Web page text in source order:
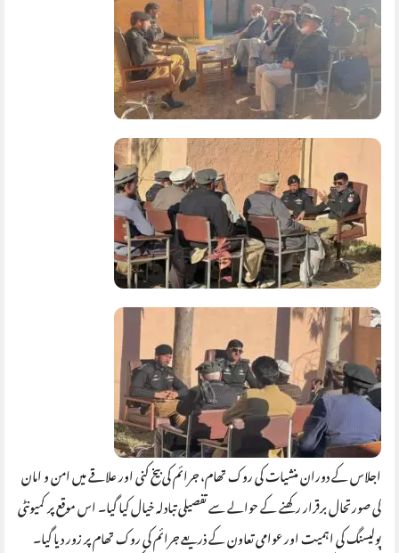
اجلاس کے دوران منشیات کی روک تھام، جرائم کی بیخ کنی اور علاقے میں امن و امان
کی صورتحال برقرار رکھنے کے حوالے سے تفصیلی تبادلہ خیال کیا گیا۔ اس موقع پر کمیونٹی
پولیسنگ کی اہمیت اور عوامی تعاون کے ذریعے جرائم کی روک تھام پر زور دیا گیا۔